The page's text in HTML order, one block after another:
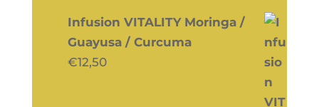
Infusion VITALITY Moringa /
Guayusa / Curcuma
€12,50